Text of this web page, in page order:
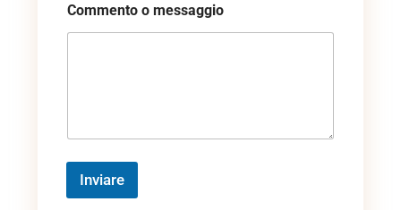
Commento o messaggio
Inviare